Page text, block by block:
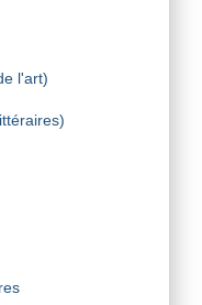
l'art)